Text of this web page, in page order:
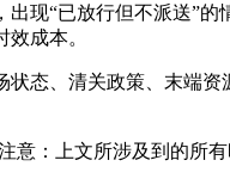
现“已放行但不派送”的
成本。
态、清关政策、末端资
：上文所涉及到的所